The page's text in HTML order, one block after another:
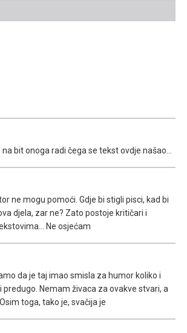
bit onoga radi čega se tekst ovdje našao...
ne mogu pomoći. Gdje bi stigli pisci, kad bi
djela, zar ne? Zato postoje kritičari i
Ne osjećam
da je taj imao smisla za humor koliko i
Nemam živaca za ovakve stvari, a
toga, tako je, svačija je